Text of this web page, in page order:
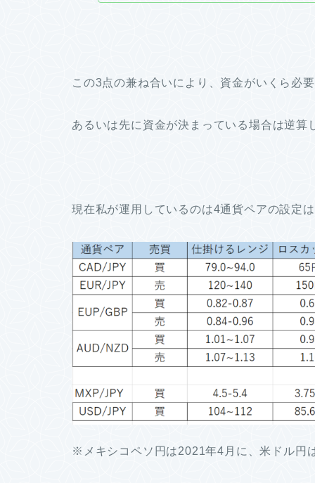
この3点の兼ね合いにより、資金がいくら必
あるいは先に資金が決まっている場合は逆算
現在私が運用しているのは4通貨ペアの設定
※メキシコペソ円は2021年4月に、米ドル円